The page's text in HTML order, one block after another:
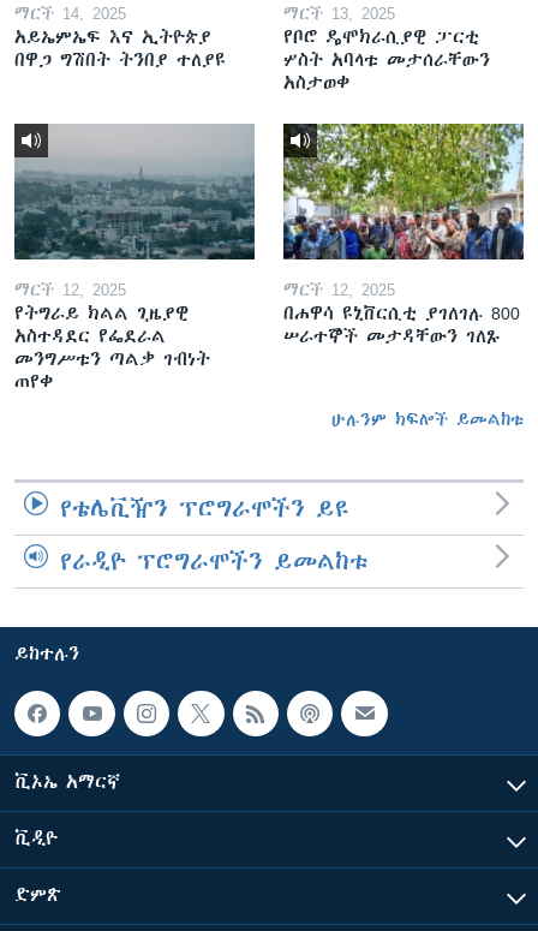
ማርች 14, 2025
አይኤምኤፍ እና ኢትዮጵያ
በዋጋ ግሽበት ትንበያ ተለያዩ
ማርች 13, 2025
የቦሮ ዴሞክራሲያዊ ፓርቲ
ሦስት አባላቱ መታሰራቸውን
አስታወቀ
ማርች 12, 2025
የትግራይ ክልል ጊዜያዊ
አስተዳደር የፌደራል
መንግሥቱን ጣልቃ ገብነት
ጠየቀ
ማርች 12, 2025
በሐዋሳ ዩኒቨርሲቲ ያገለገሉ 800
ሠራተኞች መታዳቸውን ገለጹ
ሁሉንም ክፍሎች ይመልከቱ
የቴሌቪዥን ፕሮግራሞችን ይዩ
የራዲዮ ፕሮግራሞችን ይመልከቱ
ይከተሉን
ቪኦኤ አማርኛ
ቪዲዮ
ድምጽ